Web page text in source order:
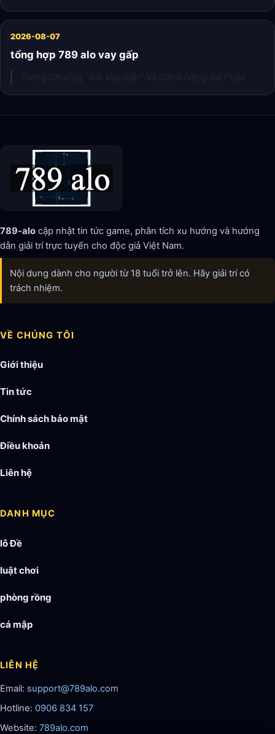
2026-08-07
tổng hợp 789 alo vay gấp
789-alo cập nhật tin tức game, phân tích xu hướng và hướng
dẫn giải trí trực tuyến cho độc giả Việt Nam.
Nội dung dành cho người từ 18 tuổi trở lên. Hãy giải trí có
trách nhiệm.
VỀ CHÚNG TÔI
Giới thiệu
Tin tức
Chính sách bảo mật
Điều khoản
Liên hệ
DANH MỤC
lô Đề
luật chơi
phòng rồng
cá mập
LIÊN HỆ
Email: support@789alo.com
Hotline: 0906 834 157
Website: 789alo.com